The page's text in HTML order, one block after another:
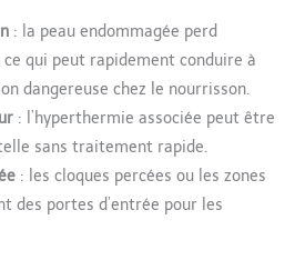
: la peau endommagée perd
ce qui peut rapidement conduire à
dangereuse chez le nourrisson.
: l’hyperthermie associée peut être
sans traitement rapide.
: les cloques percées ou les zones
des portes d’entrée pour les